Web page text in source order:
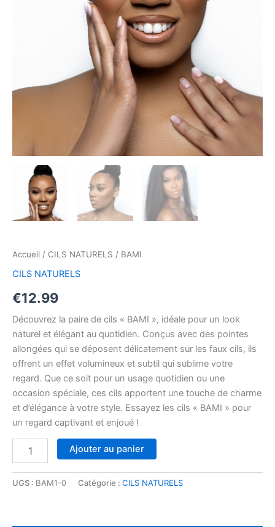
Accueil / CILS NATURELS / BAMI
CILS NATURELS
€12.99
Découvrez la paire de cils « BAMI », idéale pour un look
naturel et élégant au quotidien. Conçus avec des pointes
allongées qui se déposent délicatement sur les faux cils, ils
offrent un effet volumineux et subtil qui sublime votre
regard. Que ce soit pour un usage quotidien ou une
occasion spéciale, ces cils apportent une touche de charme
et d’élégance à votre style. Essayez les cils « BAMI » pour
un regard captivant et enjoué !
Ajouter au panier
UGS : BAM1-0 Catégorie : CILS NATURELS